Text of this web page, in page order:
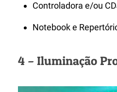
Controladora e/ou
Notebook e
4 – Iluminação